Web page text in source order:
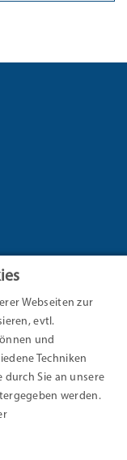
Webseiten zur
evtl.
und
Techniken
durch Sie an unsere
werden.